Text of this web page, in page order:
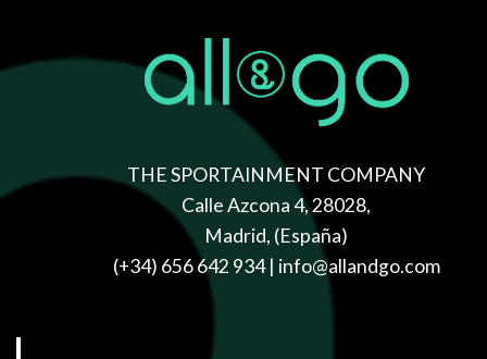
THE SPORTAINMENT COMPANY
Calle Azcona 4, 28028,
Madrid, (España)
(+34) 656 642 934| info@allandgo.com